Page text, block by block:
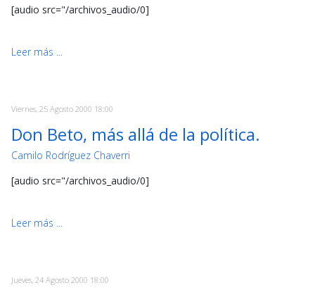
[audio src="/archivos_audio/0]
Leer más ...
Viernes, 25 Agosto 2000 18:00
Don Beto, más allá de la política.
Camilo Rodríguez Chaverri
[audio src="/archivos_audio/0]
Leer más ...
Jueves, 24 Agosto 2000 18:00